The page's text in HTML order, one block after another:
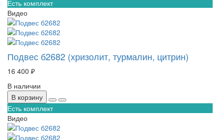
Есть комплект
Видео
Подвес б2682 (хризолит, турмалин, цитрин)
16 400 ₽
В наличии
В корзину
Есть комплект
Видео